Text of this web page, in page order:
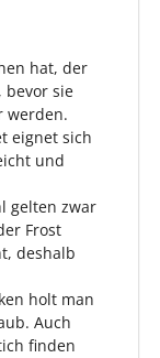
hat, der
bevor sie
werden.
eignet sich
und
gelten zwar
Frost
deshalb
holt man
Auch
finden